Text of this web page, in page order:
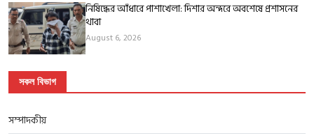
নিষিদ্ধের আঁধারে পাশাখেলা: দিশার অন্দরে অবশেষে প্রশাসনের
থাবা
August 6, 2026
সকল বিভাগ
সম্পাদকীয়